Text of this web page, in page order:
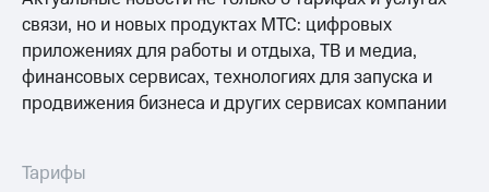
акционерам
ПАО
"МТС"
Собрания
связи, но и новых продуктах МТС: цифровых
приложениях для работы и отдыха, ТВ и медиа,
финансовых сервисах, технологиях для запуска и
продвижения бизнеса и других сервисах компании
Тарифы